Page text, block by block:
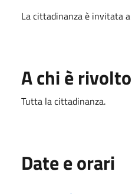
La cittadinanza è invitata
A chi è rivolto
Tutta la cittadinanza.
Date e orari